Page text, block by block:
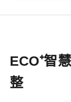
ECO⁺智
整